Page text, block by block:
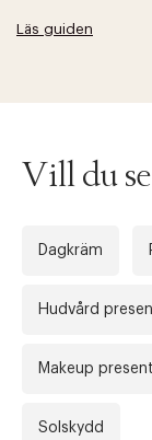
Läs guiden
Vill du
Dagkräm
Hudvård
Makeup
Solskydd